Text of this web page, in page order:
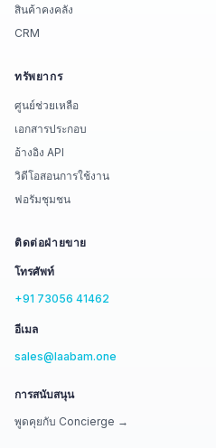
สินค้าคงคลัง
CRM
ทรัพยากร
ศูนย์ช่วยเหลือ
เอกสารประกอบ
อ้างอิง API
วิดีโอสอนการใช้งาน
ฟอรัมชุมชน
ติดต่อฝ่ายขาย
โทรศัพท์
+91 73056 41462
อีเมล
sales@laabam.one
การสนับสนุน
พูดคุยกับ Concierge →